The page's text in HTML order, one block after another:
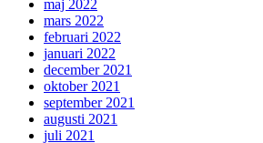
maj 2022
mars 2022
februari 2022
januari 2022
december 2021
oktober 2021
september 2021
augusti 2021
juli 2021